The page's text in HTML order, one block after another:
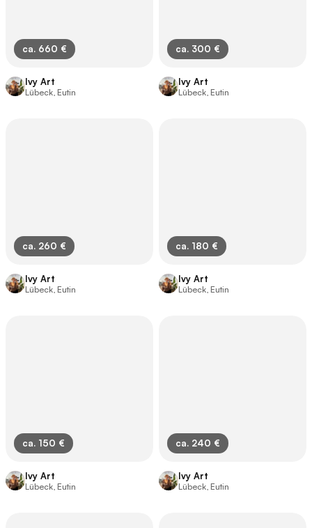
ca. 660 €
Ivy Art
Lübeck, Eutin
ca. 300 €
Ivy Art
Lübeck, Eutin
ca. 260 €
Ivy Art
Lübeck, Eutin
ca. 180 €
Ivy Art
Lübeck, Eutin
ca. 150 €
Ivy Art
Lübeck, Eutin
ca. 240 €
Ivy Art
Lübeck, Eutin